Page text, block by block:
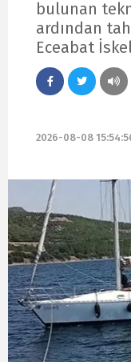
bulunan
ardından
Eceabat
2026-08-08